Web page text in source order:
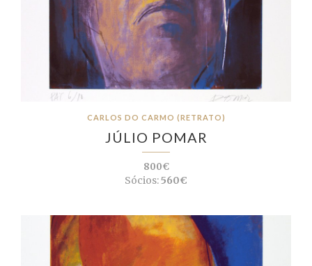
CARLOS DO CARMO (RETRATO)
JÚLIO POMAR
800€
Sócios:560€